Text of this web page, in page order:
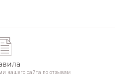
нашего сайта по отзывам